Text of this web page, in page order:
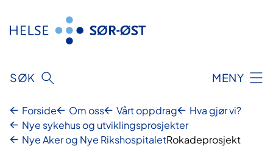
innhold
SØK MENY
Forside Om oss Vårt oppdrag
Hva gjør vi?
Nye sykehus og utviklingsprosjekter
Nye Aker og Nye RikshospitaletRokadeprosjekt